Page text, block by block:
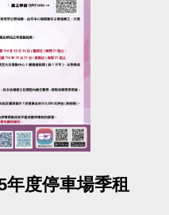
年度停車場季租